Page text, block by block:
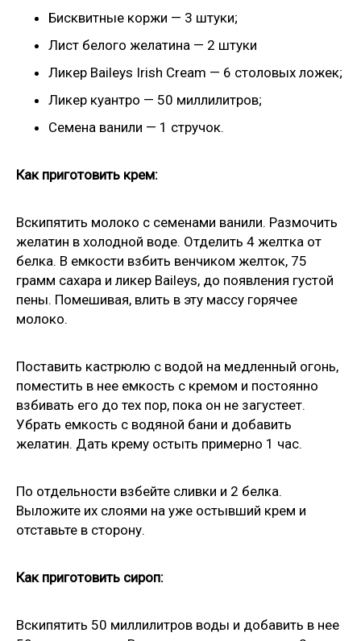
Бисквитные коржи — 3 штуки;
Лист белого желатина — 2 штуки
Ликер Baileys Irish Cream — 6 столовых ложек;
Ликер куантро — 50 миллилитров;
Семена ванили — 1 стручок.
Как приготовить крем:
Вскипятить молоко с семенами ванили. Размочить
желатин в холодной воде. Отделить 4 желтка от
белка. В емкости взбить венчиком желток, 75
грамм сахара и ликер Baileys, до появления густой
пены. Помешивая, влить в эту массу горячее
молоко.
Поставить кастрюлю с водой на медленный огонь,
поместить в нее емкость с кремом и постоянно
взбивать его до тех пор, пока он не загустеет.
Убрать емкость с водяной бани и добавить
желатин. Дать крему остыть примерно 1 час.
По отдельности взбейте сливки и 2 белка.
Выложите их слоями на уже остывший крем и
отставьте в сторону.
Как приготовить сироп:
Вскипятить 50 миллилитров воды и добавить в нее